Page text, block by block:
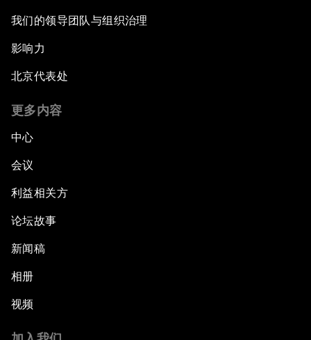
我们的领导团队与组织治理
影响力
北京代表处
更多内容
中心
会议
利益相关方
论坛故事
新闻稿
相册
视频